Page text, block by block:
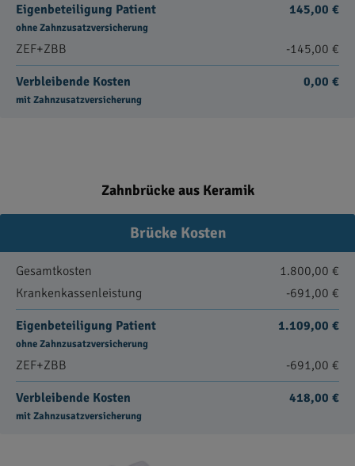
Eigenbeteiligung Patient
ohne Zahnzusatzversicherung
145,00 €
ZEF+ZBB -145,00 €
Verbleibende Kosten
mit Zahnzusatzversicherung
0,00 €
Zahnbrücke aus Keramik
Brücke Kosten
Gesamtkosten
1.800,00 €
Krankenkassenleistung
-691,00 €
Eigenbeteiligung Patient
ohne Zahnzusatzversicherung
1.109,00 €
ZEF+ZBB -691,00 €
Verbleibende Kosten
mit Zahnzusatzversicherung
418,00 €